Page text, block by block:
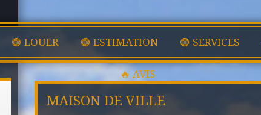
🟢 LOUER 🟢 ESTIMATION 🟢 SERVICES
🔥 AVIS
MAISON DE VILLE